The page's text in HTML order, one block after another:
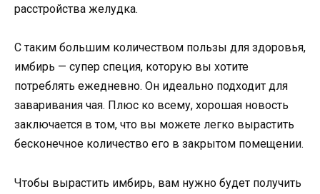
расстройства желудка.
С таким большим количеством пользы для здоровья,
имбирь — супер специя, которую вы хотите
потреблять ежедневно. Он идеально подходит для
заваривания чая. Плюс ко всему, хорошая новость
заключается в том, что вы можете легко вырастить
бесконечное количество его в закрытом помещении.
Чтобы вырастить имбирь, вам нужно будет получить